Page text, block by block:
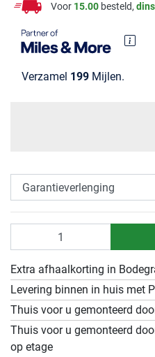
Voor 15.00 besteld,
Verzamel 199 Mijlen.
Extra afhaalkorting in
Levering binnen in huis met
Thuis voor u gemonteerd
Thuis voor u gemonteerd
op etage